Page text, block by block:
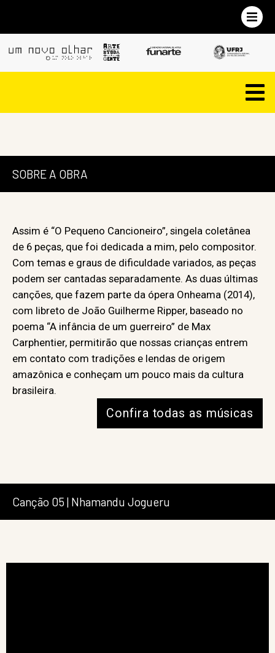
SOBRE A OBRA
Assim é “O Pequeno Cancioneiro”, singela coletânea
de 6 peças, que foi dedicada a mim, pelo compositor.
Com temas e graus de dificuldade variados, as peças
podem ser cantadas separadamente. As duas últimas
canções, que fazem parte da ópera Onheama (2014),
com libreto de João Guilherme Ripper, baseado no
poema “A infância de um guerreiro” de Max
Carphentier, permitirão que nossas crianças entrem
em contato com tradições e lendas de origem
amazônica e conheçam um pouco mais da cultura
brasileira.
Confira todas as músicas
Canção 05 | Nhamandu Jogueru